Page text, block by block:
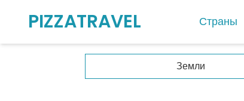
PIZZATRAVEL Страны
Земли